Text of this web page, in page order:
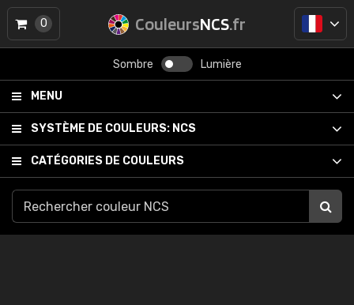
CouleursNCS.fr
Sombre Lumière
MENU
SYSTÈME DE COULEURS: NCS
CATÉGORIES DE COULEURS
0